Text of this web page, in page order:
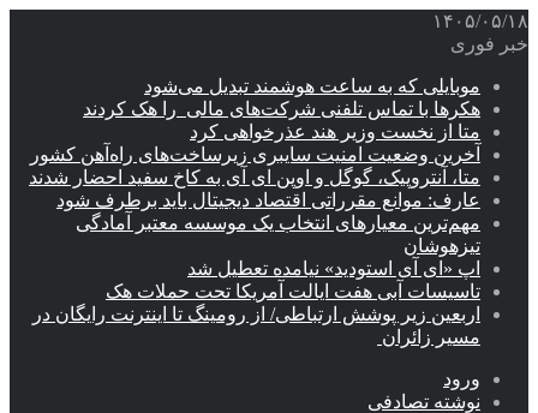
۱۴۰۵/۰۵/۱۸
خبر فوری
موبایلی که به ساعت هوشمند تبدیل می‌شود
هکرها با تماس تلفنی شرکت‌های مالی را هک کردند
متا از نخست وزیر هند عذرخواهی کرد
آخرین وضعیت امنیت سایبری زیرساخت‌های راه‌آهن کشور
متا، آنتروپیک، گوگل و اوپن ای آی به کاخ سفید احضار شدند
عارف: موانع مقرراتی اقتصاد دیجیتال باید برطرف شود
مهم‌ترین معیارهای انتخاب یک موسسه معتبر آمادگی
تیزهوشان
اپ «ای آی استودید» نیامده تعطیل شد
تاسیسات آبی هفت ایالت آمریکا تحت حملات هک
اربعین زیر پوشش ارتباطی/ از رومینگ تا اینترنت رایگان در
مسیر زائران
ورود
نوشته تصادفی